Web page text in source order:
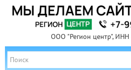
ООО "Регион центр",